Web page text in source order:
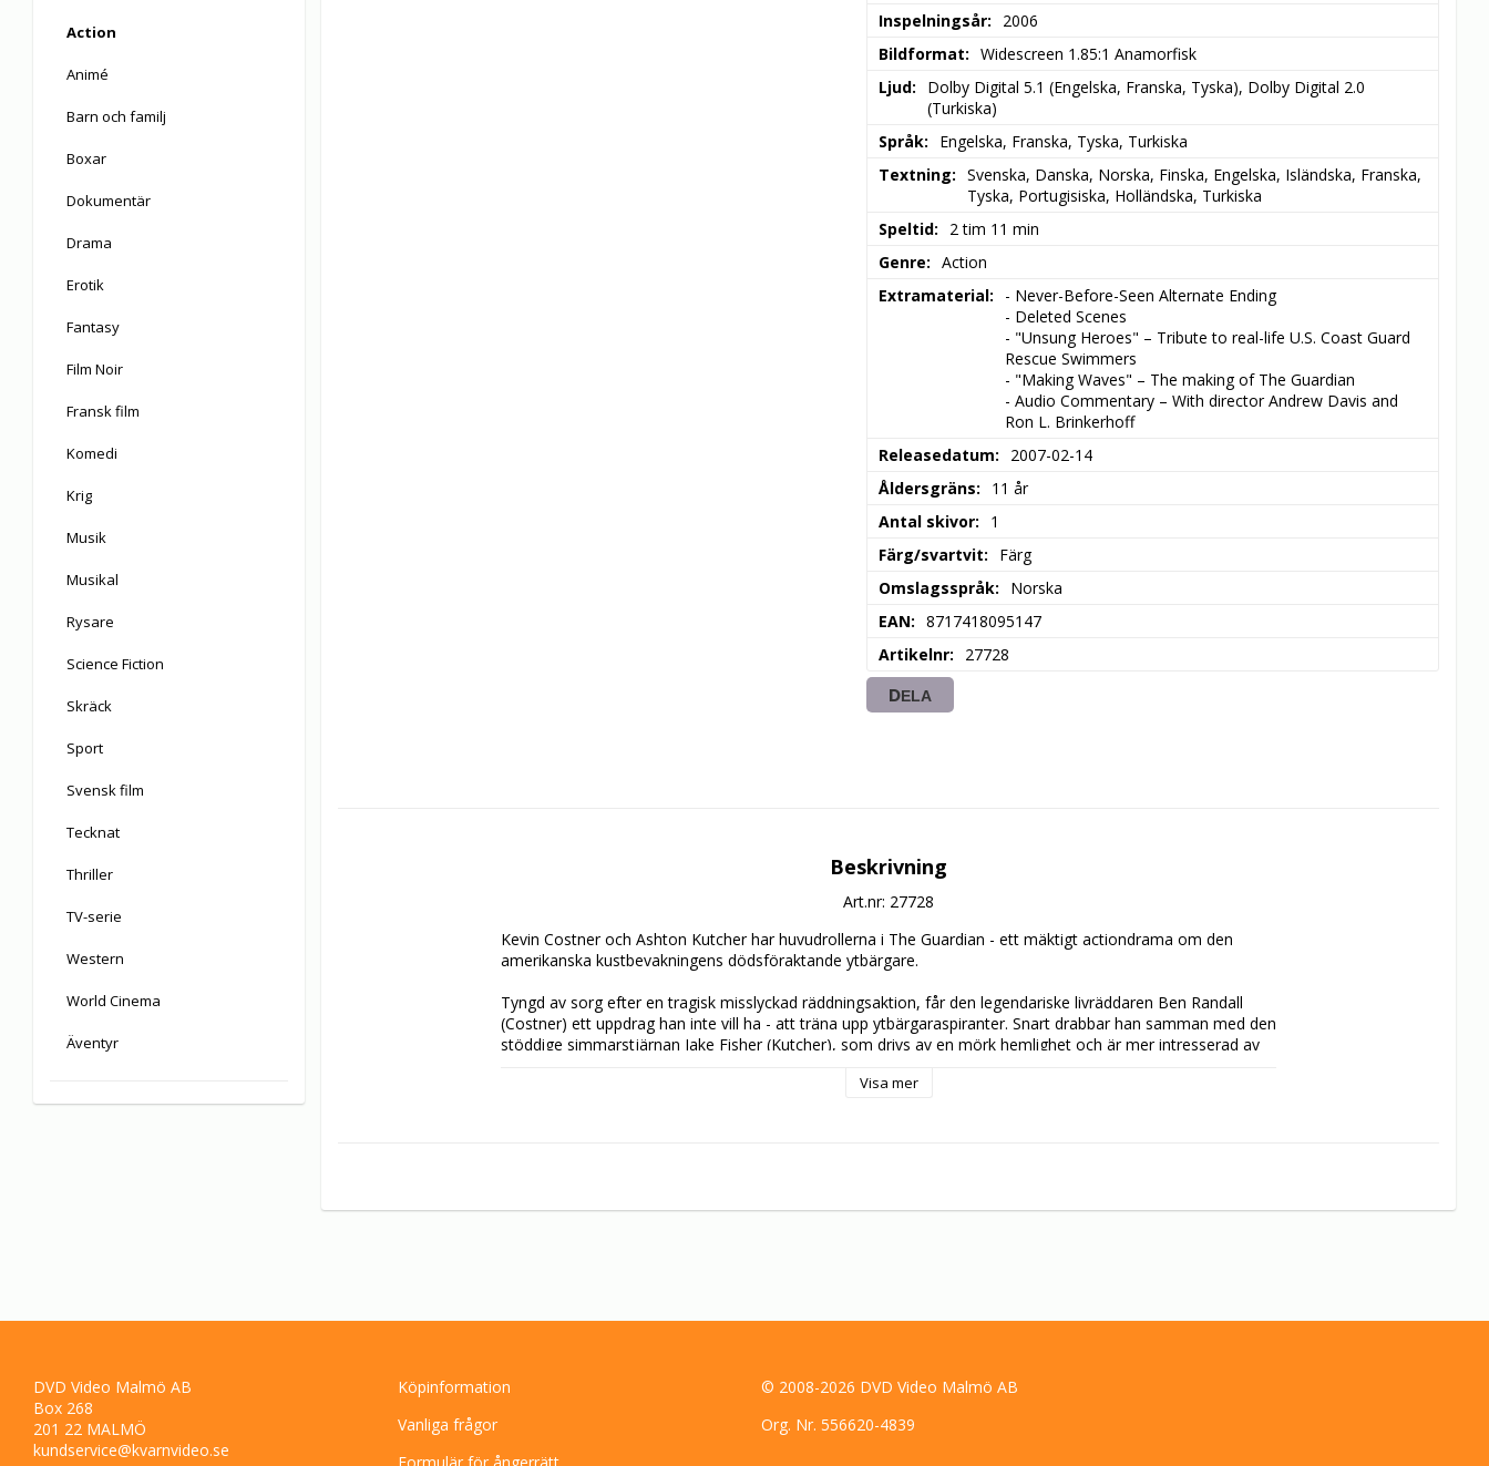
Action
Animé
Barn och familj
Boxar
Dokumentär
Drama
Erotik
Fantasy
Film Noir
Fransk film
Komedi
Krig
Musik
Musikal
Rysare
Science Fiction
Skräck
Sport
Svensk film
Tecknat
Thriller
TV-serie
Western
World Cinema
Äventyr
Inspelningsår
2006
Bildformat
Widescreen 1.85:1 Anamorfisk
Ljud
Dolby Digital 5.1 (Engelska, Franska, Tyska), Dolby Digital 2.0
(Turkiska)
Språk
Engelska, Franska, Tyska, Turkiska
Textning
Svenska, Danska, Norska, Finska, Engelska, Isländska, Franska,
Tyska, Portugisiska, Holländska, Turkiska
Speltid
2 tim 11 min
Genre
Action
Extramaterial
- Never-Before-Seen Alternate Ending
- Deleted Scenes
- "Unsung Heroes" – Tribute to real-life U.S. Coast Guard
Rescue Swimmers
- "Making Waves" – The making of The Guardian
- Audio Commentary – With director Andrew Davis and
Ron L. Brinkerhoff
Releasedatum
2007-02-14
Åldersgräns
11 år
Antal skivor
1
Färg/svartvit
Färg
Omslagsspråk
Norska
EAN
8717418095147
Artikelnr
27728
DELA
Beskrivning
Art.nr: 27728
Kevin Costner och Ashton Kutcher har huvudrollerna i The Guardian - ett mäktigt actiondrama om den
amerikanska kustbevakningens dödsföraktande ytbärgare.
Tyngd av sorg efter en tragisk misslyckad räddningsaktion, får den legendariske livräddaren Ben Randall
(Costner) ett uppdrag han inte vill ha - att träna upp ytbärgaraspiranter. Snart drabbar han samman med den
stöddige simmarstjärnan Jake Fisher (Kutcher), som drivs av en mörk hemlighet och är mer intresserad av
Visa mer
DVD Video Malmö AB
Box 268
201 22 MALMÖ
kundservice@kvarnvideo.se
Köpinformation
Vanliga frågor
© 2008-2026 DVD Video Malmö AB
Org. Nr. 556620-4839